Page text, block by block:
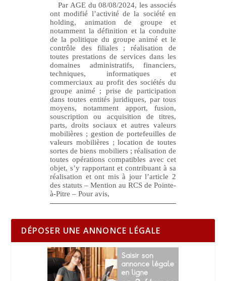
Par AGE du 08/08/2024, les associés
ont modifié l’activité de la société en
holding, animation de groupe et
notamment la définition et la conduite
de la politique du groupe animé et le
contrôle des filiales ; réalisation de
toutes prestations de services dans les
domaines administratifs, financiers,
techniques, informatiques et
commerciaux au profit des sociétés du
groupe animé ; prise de participation
dans toutes entités juridiques, par tous
moyens, notamment apport, fusion,
souscription ou acquisition de titres,
parts, droits sociaux et autres valeurs
mobilières ; gestion de portefeuilles de
valeurs mobilières ; location de toutes
sortes de biens mobiliers ; réalisation de
toutes opérations compatibles avec cet
objet, s’y rapportant et contribuant à sa
réalisation et ont mis à jour l’article 2
des statuts – Mention au RCS de Pointe-
à-Pitre – Pour avis,
DÉPOSER UNE ANNONCE LÉGALE